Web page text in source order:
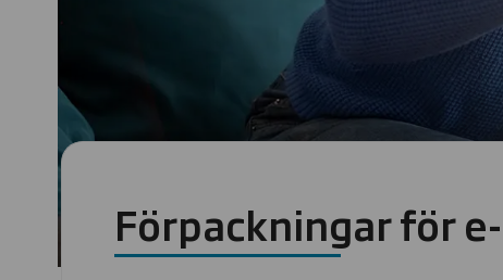
Förpackningar för